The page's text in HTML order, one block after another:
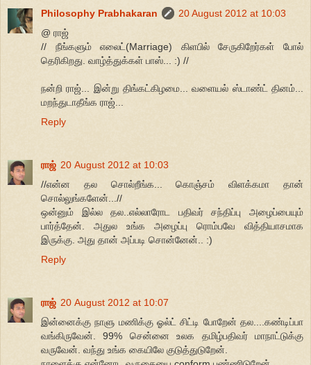
Philosophy Prabhakaran
20 August 2012 at 10:03
@ ராஜ்
// நீங்களும் எலைட்(Marriage) கிளபில் சேருகிறேர்கள் போல்
தெரிகிறது. வாழ்த்துக்கள் பாஸ்... :) //
நன்றி ராஜ்... இன்று திங்கட்கிழமை... வளையல் ஸ்டாண்ட் தினம்...
மறந்துடாதீங்க ராஜ்...
Reply
ராஜ் 20 August 2012 at 10:03
//என்ன தல சொல்றீங்க... கொஞ்சம் விளக்கமா தான்
சொல்லுங்களேன்...//
ஒன்னும் இல்ல தல..எல்லாரோட பதிவர் சந்திப்பு அழைப்பையும்
பார்த்தேன். அதுல உங்க அழைப்பு ரொம்பவே வித்தியாசமாக
இருக்கு. அது தான் அப்படி சொன்னேன்.. :)
Reply
ராஜ் 20 August 2012 at 10:07
இன்னைக்கு நாளு மணிக்கு ஓல்ட் சிட்டி போறேன் தல....கண்டிப்பா
வங்கிருவேன். 99% சென்னை உலக தமிழ்பதிவர் மாநாட்டுக்கு
வருவேன். வந்து உங்க கையிலே குடுத்துடுறேன்.